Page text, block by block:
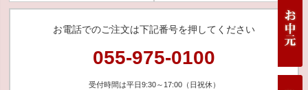
お電話でのご注文は下記番号を押してください
055-975-0100
受付時間は平日9:30～17:00（日祝休）